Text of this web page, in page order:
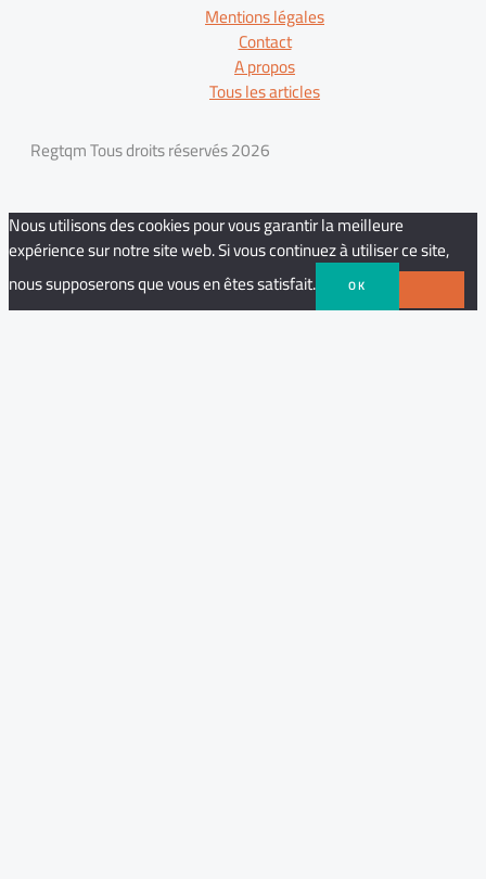
Mentions légales
Contact
A propos
Tous les articles
Regtqm Tous droits réservés 2026
Nous utilisons des cookies pour vous garantir la meilleure
expérience sur notre site web. Si vous continuez à utiliser ce site,
nous supposerons que vous en êtes satisfait.
OK